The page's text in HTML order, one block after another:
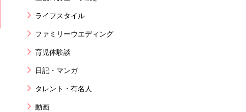
ライフスタイル
ファミリーウエディング
育児体験談
日記・マンガ
タレント・有名人
動画